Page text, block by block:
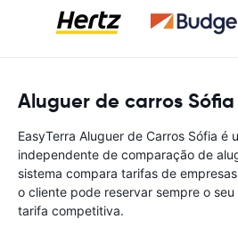
Aluguer de carros Sófia
EasyTerra Aluguer de Carros Sófia é
independente de comparação de
sistema compara tarifas de
o cliente pode reservar sempre o
tarifa competitiva.